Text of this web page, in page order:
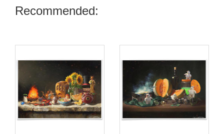
Recommended: